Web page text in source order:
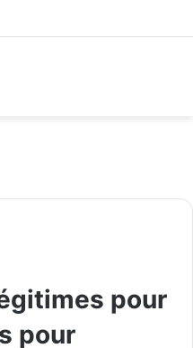
pour
pour